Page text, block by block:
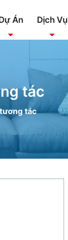
Án Dịch Vụ
tác
tác